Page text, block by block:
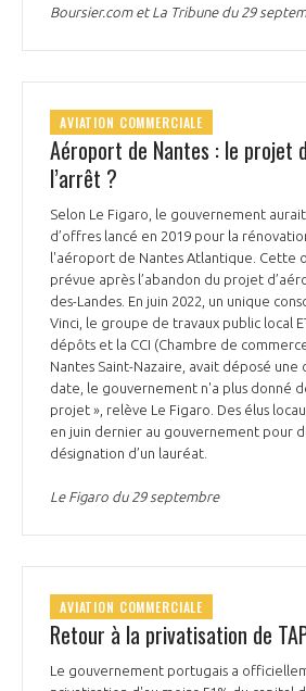
Boursier.com et La Tribune du 29
AVIATION COMMERCIALE
Aéroport de Nantes : le projet
l’arrêt ?
Selon Le Figaro, le gouvernement
d’offres lancé en 2019 pour la
l'aéroport de Nantes Atlantique. Cette
prévue après l’abandon du projet
des-Landes. En juin 2022, un unique
Vinci, le groupe de travaux public local
dépôts et la CCI (Chambre de
Nantes Saint-Nazaire, avait déposé
date, le gouvernement n'a plus donné
projet », relève Le Figaro. Des élus
en juin dernier au gouvernement pour
désignation d’un lauréat.
Le Figaro du 29 septembre
AVIATION COMMERCIALE
Retour à la privatisation de
Le gouvernement portugais a